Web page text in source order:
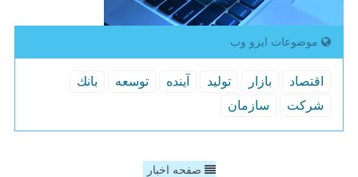
موضوعات ایزو وب
اقتصاد بازار تولید آینده توسعه
بانك
شركت
سازمان
صفحه اخبار